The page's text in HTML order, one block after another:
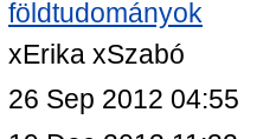
földtudományok
xErika xSzabó
26 Sep 2012 04:55